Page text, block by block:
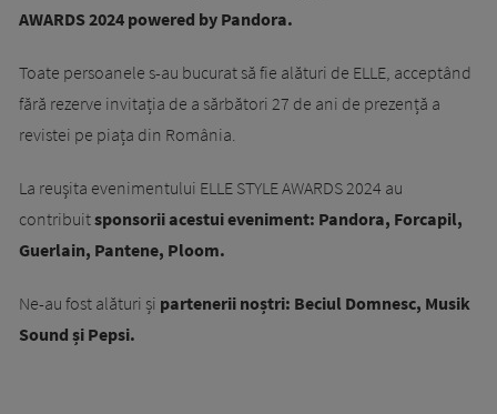
AWARDS 2024 powered by Pandora.
Toate persoanele s-au bucurat să fie alături de ELLE, acceptând
fără rezerve invitația de a sărbători 27 de ani de prezență a
revistei pe piața din România.
La reuşita evenimentului ELLE STYLE AWARDS 2024 au
contribuitsponsorii acestui eveniment: Pandora, Forcapil,
Guerlain, Pantene, Ploom.
Ne-au fost alături și partenerii noștri: Beciul Domnesc, Musik
Sound și Pepsi.